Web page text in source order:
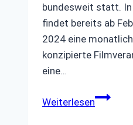
bundesweit statt.
findet bereits ab
2024 eine
konzipierte
eine…
Weiterlesen